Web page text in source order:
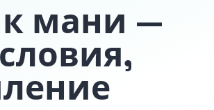
мани —